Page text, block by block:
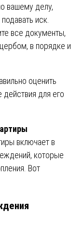
вашему делу,
иск.
все документы,
в порядке и
оценить
для его
включает в
которые
Вот